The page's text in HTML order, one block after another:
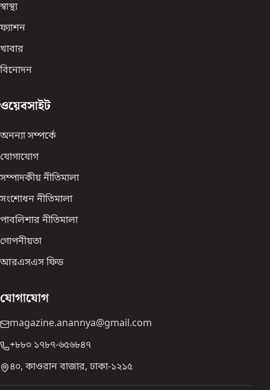
স্বাস্থ্য
ফ্যাশন
খাবার
বিনোদন
ওয়েবসাইট
অনন্যা সম্পর্কে
যোগাযোগ
সম্পাদকীয় নীতিমালা
সংশোধন নীতিমালা
পাবলিশার নীতিমালা
গোপনীয়তা
আরএসএস ফিড
যোগাযোগ
magazine.anannya@gmail.com
+৮৮০ ১৭৮৭-৬৫৬৮৪৭
৪০, কাওরান বাজার, ঢাকা-১২১৫